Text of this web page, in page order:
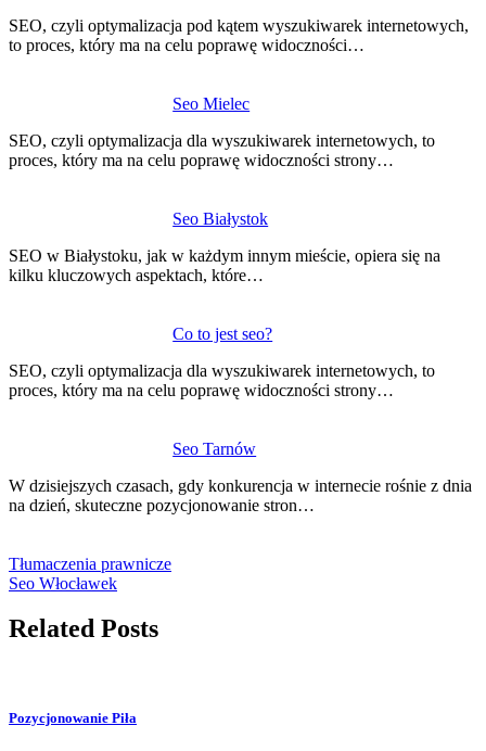
SEO, czyli optymalizacja pod kątem wyszukiwarek internetowych,
to proces, który ma na celu poprawę widoczności…
Seo Mielec
SEO, czyli optymalizacja dla wyszukiwarek internetowych, to
proces, który ma na celu poprawę widoczności strony…
Seo Białystok
SEO w Białystoku, jak w każdym innym mieście, opiera się na
kilku kluczowych aspektach, które…
Co to jest seo?
SEO, czyli optymalizacja dla wyszukiwarek internetowych, to
proces, który ma na celu poprawę widoczności strony…
Seo Tarnów
W dzisiejszych czasach, gdy konkurencja w internecie rośnie z dnia
na dzień, skuteczne pozycjonowanie stron…
wpisu
Tłumaczenia prawnicze
Seo Włocławek
Related Posts
Pozycjonowanie Piła